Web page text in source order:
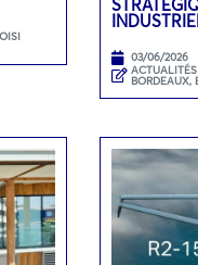
03/06/2026
BORDEAUX,